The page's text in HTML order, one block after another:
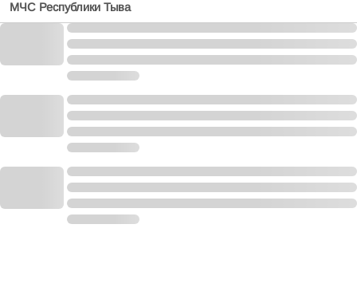
МЧС Республики Тыва